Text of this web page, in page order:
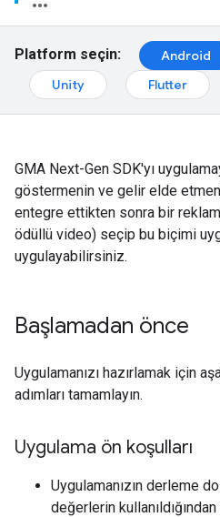
Platform seçin: Android
Unity
Flutter
GMA Next-Gen SDK'yı
göstermenin ve gelir elde
entegre ettikten sonra bir
ödüllü video) seçip bu biçimi
uygulayabilirsiniz.
Başlamadan önce
Uygulamanızı hazırlamak için
adımları tamamlayın.
Uygulama ön koşulları
Uygulamanızın derleme
değerlerin